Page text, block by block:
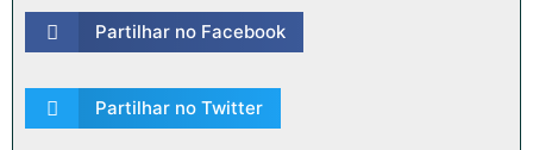
Partilhar no Facebook
Partilhar no Twitter